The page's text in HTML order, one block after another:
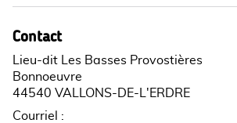
Contact
Lieu-dit Les Basses Provostières
Bonnoeuvre
44540 VALLONS-DE-L'ERDRE
Courriel
: